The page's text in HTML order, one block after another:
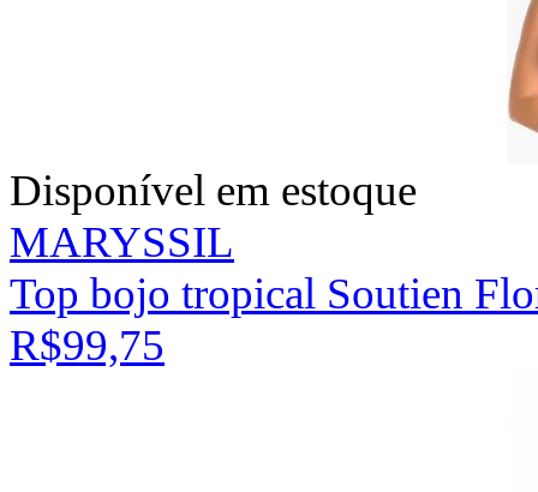
Disponível em estoque
MARYSSIL
Top bojo tropical Soutien
R$99,75